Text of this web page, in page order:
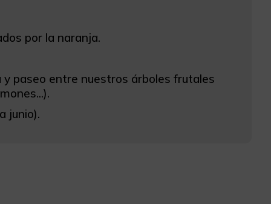
por la naranja.
y paseo entre nuestros árboles frutales
junio).